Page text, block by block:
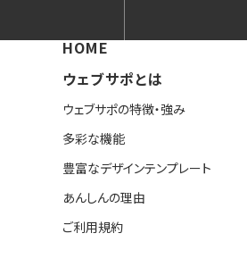
HOME
ウェブサポとは
ウェブサポの特徴・強み
多彩な機能
豊富なデザインテンプレート
あんしんの理由
ご利用規約